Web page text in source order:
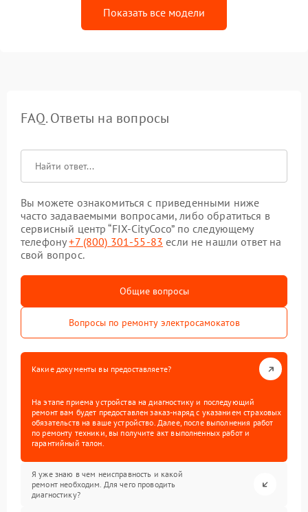
Показать все модели
FAQ. Ответы на вопросы
Вы можете ознакомиться с приведенными ниже
часто задаваемыми вопросами, либо обратиться в
сервисный центр “FIX-CityCoco” по следующему
телефону+7 (800) 301-55-83 если не нашли ответ на
свой вопрос.
Общие вопросы
Вопросы по ремонту электросамокатов
Какие документы вы предоставляете?
На этапе приема устройства на диагностику и последующий
ремонт вам будет предоставлен заказ-наряд с указанием страховых
обязательств на ваше устройство. Далее, после выполнения работ
по ремонту техники, вы получите акт выполненных работ и
гарантийный талон.
Я уже знаю в чем неисправность и какой
ремонт необходим. Для чего проводить
диагностику?